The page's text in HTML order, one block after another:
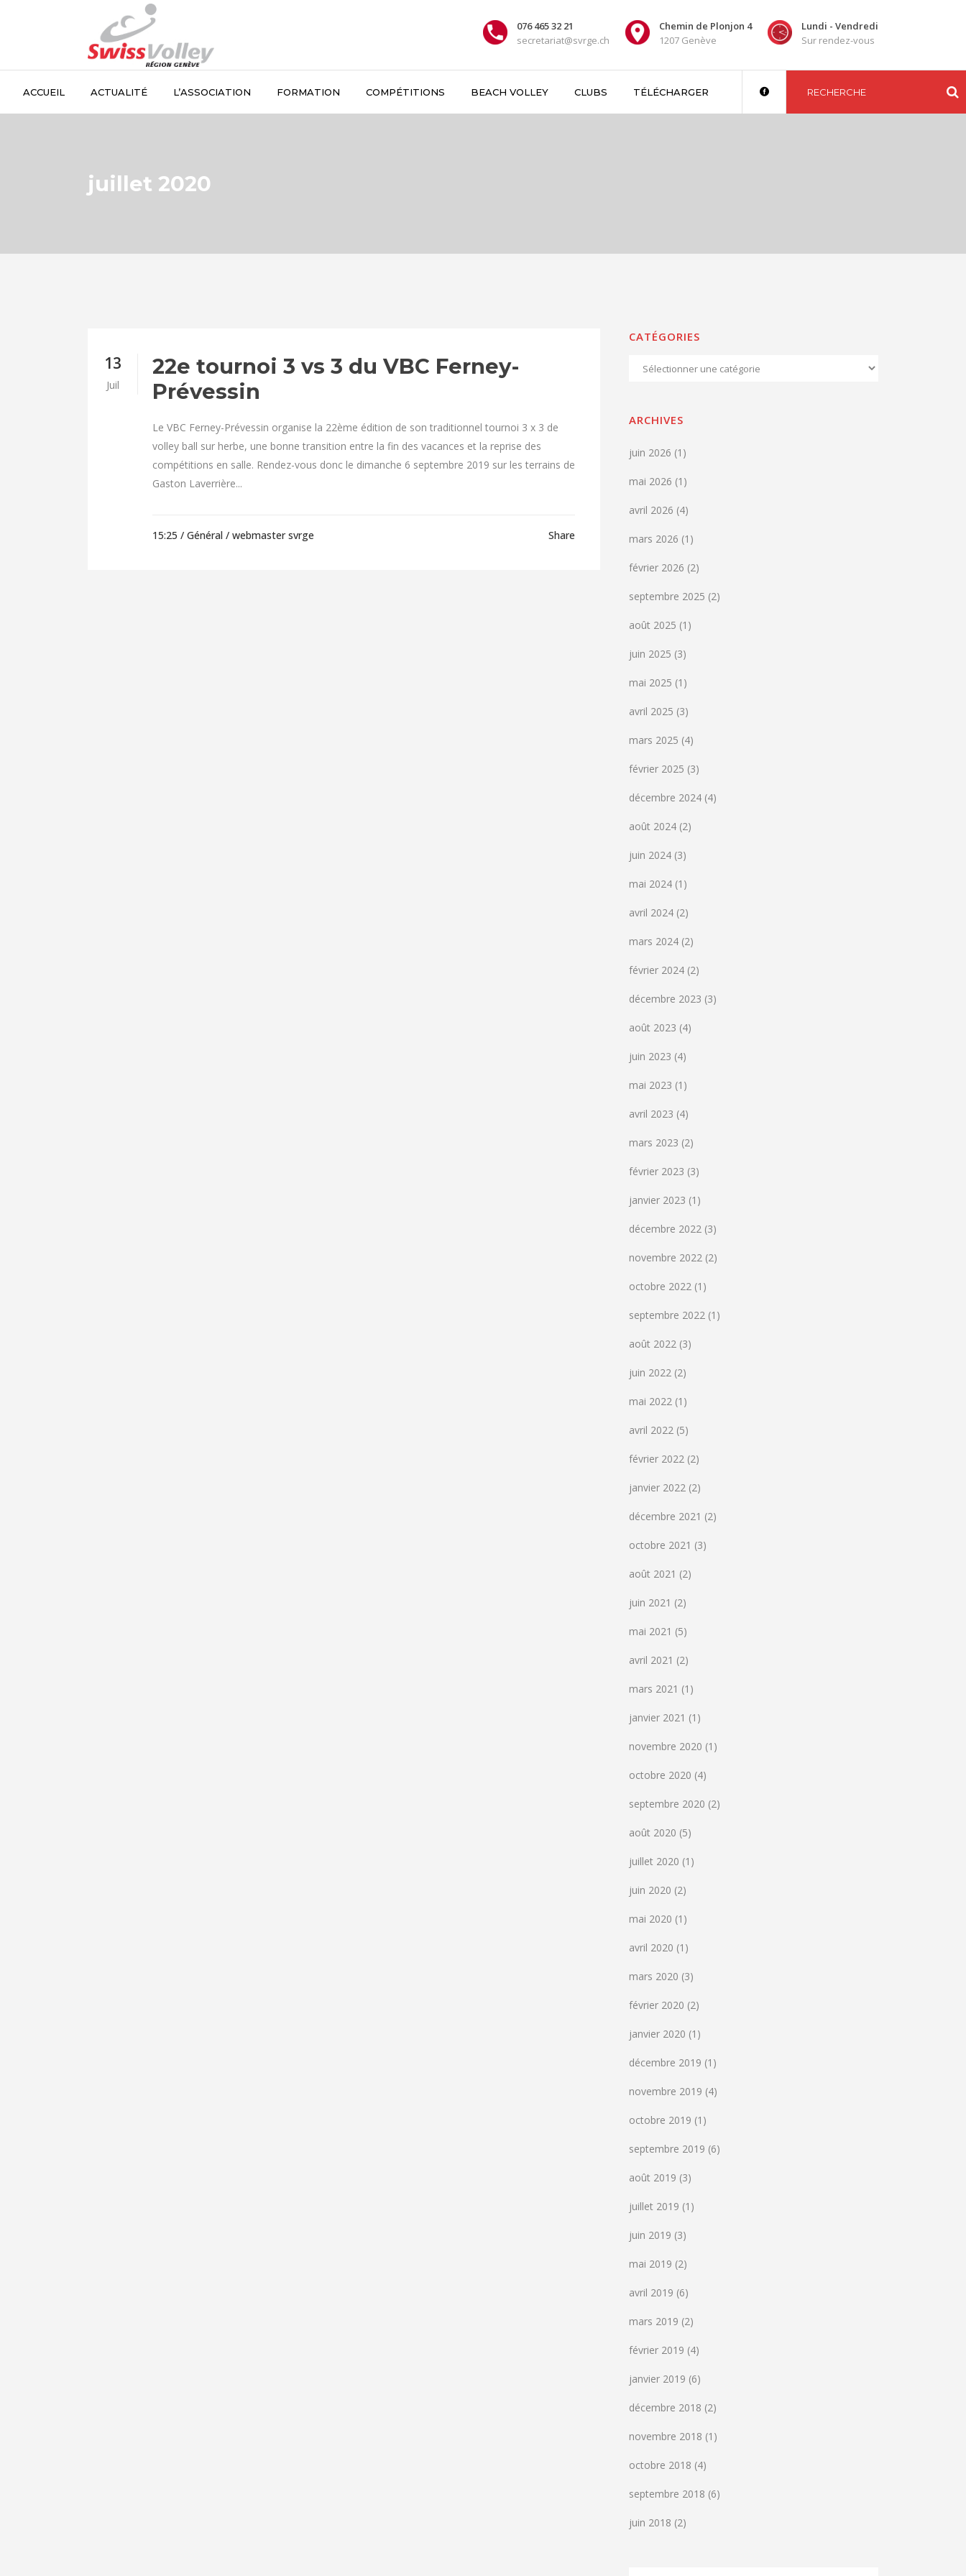
076 465 32 21
secretariat@svrge.ch
Chemin de Plonjon 4
1207 Genève
Lundi - Vendredi
Sur rendez-vous
ACCUEIL ACTUALITÉ L’ASSOCIATION FORMATION COMPÉTITIONS BEACH VOLLEY CLUBS TÉLÉCHARGER
juillet 2020
13
Juil
22e tournoi 3 vs 3 du VBC Ferney-
Prévessin
Le VBC Ferney-Prévessin organise la 22ème édition de son traditionnel tournoi 3 x 3 de
volley ball sur herbe, une bonne transition entre la fin des vacances et la reprise des
compétitions en salle. Rendez-vous donc le dimanche 6 septembre 2019 sur les terrains de
Gaston Laverrière...
15:25 / Général / webmaster svrge Share
CATÉGORIES
Catégories
ARCHIVES
juin 2026 (1)
mai 2026 (1)
avril 2026 (4)
mars 2026 (1)
février 2026 (2)
septembre 2025 (2)
août 2025 (1)
juin 2025 (3)
mai 2025 (1)
avril 2025 (3)
mars 2025 (4)
février 2025 (3)
décembre 2024 (4)
août 2024 (2)
juin 2024 (3)
mai 2024 (1)
avril 2024 (2)
mars 2024 (2)
février 2024 (2)
décembre 2023 (3)
août 2023 (4)
juin 2023 (4)
mai 2023 (1)
avril 2023 (4)
mars 2023 (2)
février 2023 (3)
janvier 2023 (1)
décembre 2022 (3)
novembre 2022 (2)
octobre 2022 (1)
septembre 2022 (1)
août 2022 (3)
juin 2022 (2)
mai 2022 (1)
avril 2022 (5)
février 2022 (2)
janvier 2022 (2)
décembre 2021 (2)
octobre 2021 (3)
août 2021 (2)
juin 2021 (2)
mai 2021 (5)
avril 2021 (2)
mars 2021 (1)
janvier 2021 (1)
novembre 2020 (1)
octobre 2020 (4)
septembre 2020 (2)
août 2020 (5)
juillet 2020 (1)
juin 2020 (2)
mai 2020 (1)
avril 2020 (1)
mars 2020 (3)
février 2020 (2)
janvier 2020 (1)
décembre 2019 (1)
novembre 2019 (4)
octobre 2019 (1)
septembre 2019 (6)
août 2019 (3)
juillet 2019 (1)
juin 2019 (3)
mai 2019 (2)
avril 2019 (6)
mars 2019 (2)
février 2019 (4)
janvier 2019 (6)
décembre 2018 (2)
novembre 2018 (1)
octobre 2018 (4)
septembre 2018 (6)
juin 2018 (2)